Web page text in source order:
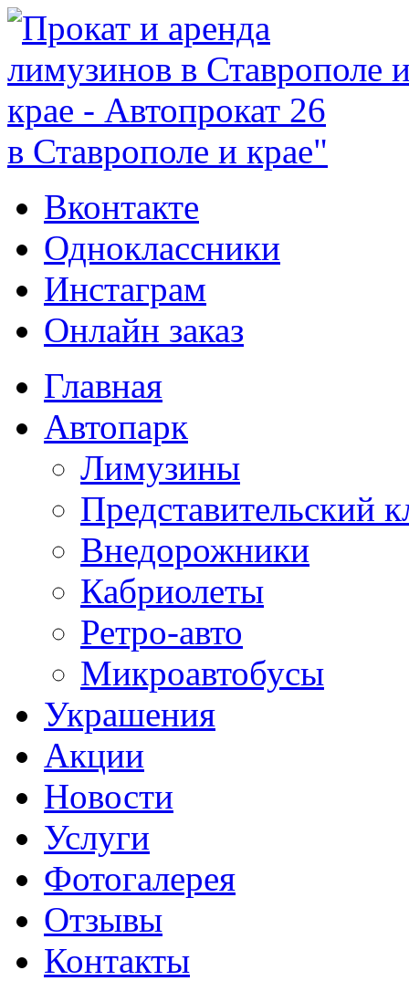
в Ставрополе и крае"
Вконтакте
Одноклассники
Инстаграм
Онлайн заказ
Главная
Автопарк
Лимузины
Представительский
Внедорожники
Кабриолеты
Ретро-авто
Микроавтобусы
Украшения
Акции
Новости
Услуги
Фотогалерея
Отзывы
­Контакты